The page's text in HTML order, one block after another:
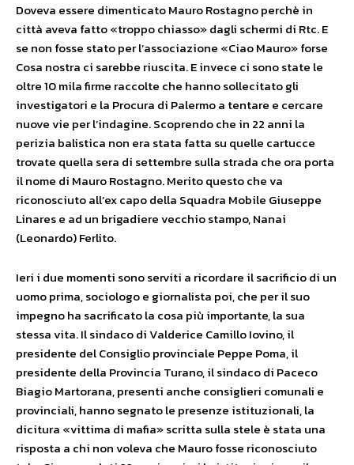
Doveva essere dimenticato Mauro Rostagno perchè in
città aveva fatto «troppo chiasso» dagli schermi di Rtc. E
se non fosse stato per l’associazione «Ciao Mauro» forse
Cosa nostra ci sarebbe riuscita. E invece ci sono state le
oltre 10 mila firme raccolte che hanno sollecitato gli
investigatori e la Procura di Palermo a tentare e cercare
nuove vie per l’indagine. Scoprendo che in 22 anni la
perizia balistica non era stata fatta su quelle cartucce
trovate quella sera di settembre sulla strada che ora porta
il nome di Mauro Rostagno. Merito questo che va
riconosciuto all’ex capo della Squadra Mobile Giuseppe
Linares e ad un brigadiere vecchio stampo, Nanai
(Leonardo) Ferlito.
Ieri i due momenti sono serviti a ricordare il sacrificio di un
uomo prima, sociologo e giornalista poi, che per il suo
impegno ha sacrificato la cosa più importante, la sua
stessa vita. Il sindaco di Valderice Camillo Iovino, il
presidente del Consiglio provinciale Peppe Poma, il
presidente della Provincia Turano, il sindaco di Paceco
Biagio Martorana, presenti anche consiglieri comunali e
provinciali, hanno segnato le presenze istituzionali, la
dicitura «vittima di mafia» scritta sulla stele è stata una
risposta a chi non voleva che Mauro fosse riconosciuto